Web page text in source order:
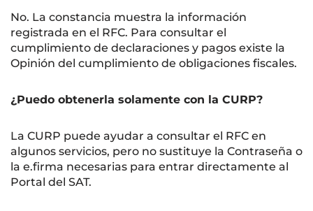
No. La constancia muestra la información
registrada en el RFC. Para consultar el
cumplimiento de declaraciones y pagos existe la
Opinión del cumplimiento de obligaciones fiscales.
¿Puedo obtenerla solamente con la CURP?
La CURP puede ayudar a consultar el RFC en
algunos servicios, pero no sustituye la Contraseña o
la e.firma necesarias para entrar directamente al
Portal del SAT.